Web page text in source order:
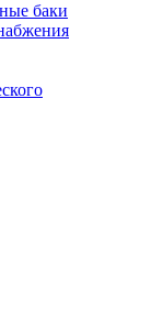
баки